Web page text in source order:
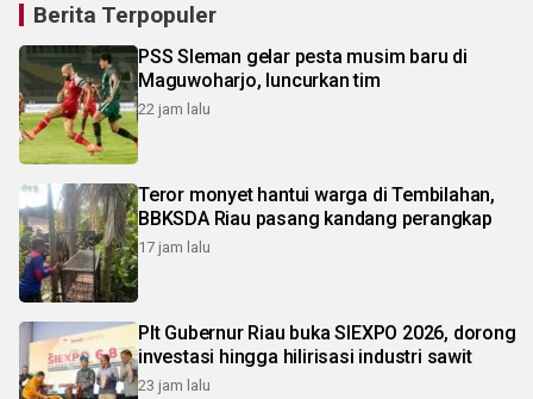
Berita Terpopuler
PSS Sleman gelar pesta musim baru di
Maguwoharjo, luncurkan tim
22 jam lalu
Teror monyet hantui warga di Tembilahan,
BBKSDA Riau pasang kandang perangkap
17 jam lalu
Plt Gubernur Riau buka SIEXPO 2026, dorong
investasi hingga hilirisasi industri sawit
23 jam lalu